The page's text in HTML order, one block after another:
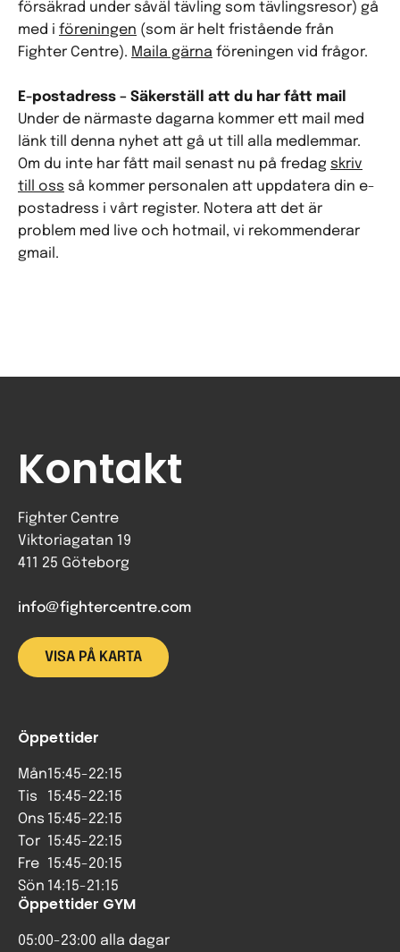
försäkrad under såväl tävling som tävlingsresor) gå
med i föreningen (som är helt fristående från
Fighter Centre). Maila gärna föreningen vid frågor.
E-postadress – Säkerställ att du har fått mail
Under de närmaste dagarna kommer ett mail med
länk till denna nyhet att gå ut till alla medlemmar.
Om du inte har fått mail senast nu på fredag skriv
till oss så kommer personalen att uppdatera din e-
postadress i vårt register. Notera att det är
problem med live och hotmail, vi rekommenderar
gmail.
Kontakt
Fighter Centre
Viktoriagatan 19
411 25 Göteborg
info@fightercentre.com
VISA PÅ KARTA
Öppettider
Mån15:45-22:15
Tis
15:45-22:15
Ons 15:45-22:15
Tor 15:45-22:15
Fre 15:45-20:15
Sön 14:15-21:15
Öppettider GYM
05:00-23:00 alla dagar